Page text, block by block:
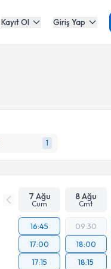
Kayıt Ol Giriş Yap
1
7 Ağu
Cum
8 Ağu
Cmt
16:45
17:00
17:15
09:30
18:00
18:15